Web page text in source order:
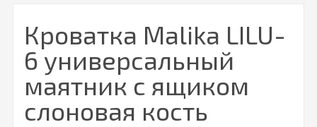
Кроватка Malika LILU-
6 универсальный
маятник с ящиком
слоновая кость